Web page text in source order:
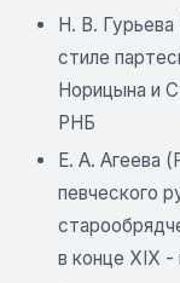
Н. В.
стиле
Норицына и
РНБ
Е. А. Агеева
певческого
в конце XIX -